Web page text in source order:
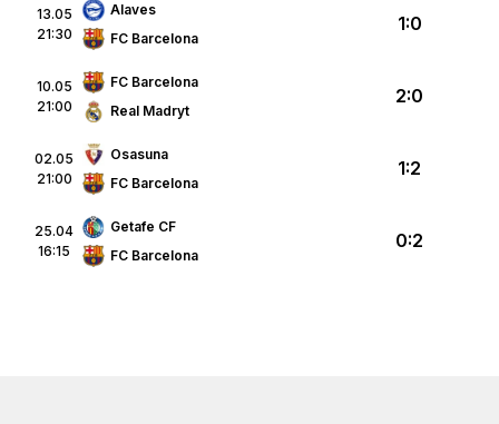
13.05
21:30
Alaves
FC Barcelona
1:0
10.05
21:00
FC Barcelona
Real Madryt
2:0
02.05
21:00
Osasuna
FC Barcelona
1:2
25.04
16:15
Getafe CF
FC Barcelona
0:2